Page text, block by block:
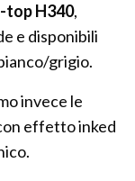
top H340,
e disponibili
grigio.
invece le
effetto inked